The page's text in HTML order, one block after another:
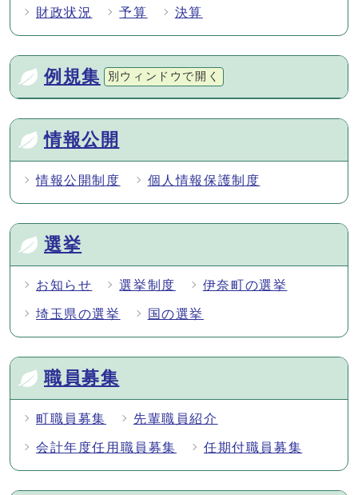
財政状況 予算 決算
例規集 別ウィンドウで開く
情報公開
情報公開制度 個人情報保護制度
選挙
お知らせ 選挙制度 伊奈町の選挙
埼玉県の選挙 国の選挙
職員募集
町職員募集 先輩職員紹介
会計年度任用職員募集 任期付職員募集